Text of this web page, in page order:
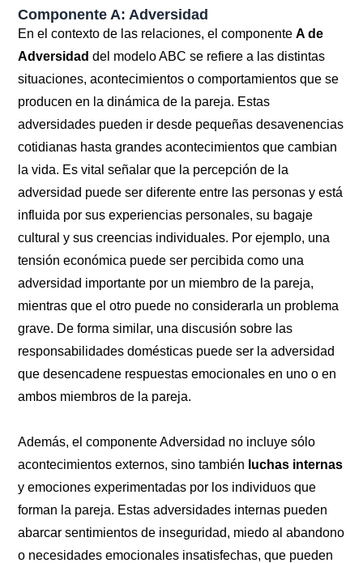
Componente A: Adversidad
En el contexto de las relaciones, el componenteA de
Adversidad del modelo ABC se refiere a las distintas
situaciones, acontecimientos o comportamientos que se
producen en la dinámica de la pareja. Estas
adversidades pueden ir desde pequeñas desavenencias
cotidianas hasta grandes acontecimientos que cambian
la vida. Es vital señalar que la percepción de la
adversidad puede ser diferente entre las personas y está
influida por sus experiencias personales, su bagaje
cultural y sus creencias individuales. Por ejemplo, una
tensión económica puede ser percibida como una
adversidad importante por un miembro de la pareja,
mientras que el otro puede no considerarla un problema
grave. De forma similar, una discusión sobre las
responsabilidades domésticas puede ser la adversidad
que desencadene respuestas emocionales en uno o en
ambos miembros de la pareja.
Además, el componente Adversidad no incluye sólo
acontecimientos externos, sino también luchas internas
y emociones experimentadas por los individuos que
forman la pareja. Estas adversidades internas pueden
abarcar sentimientos de inseguridad, miedo al abandono
o necesidades emocionales insatisfechas, que pueden